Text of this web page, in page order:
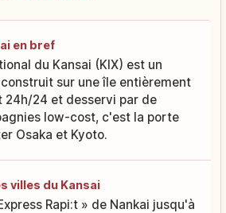
en bref
du Kansai (KIX) est un
sur une île entièrement
24 et desservi par de
low-cost, c'est la porte
Osaka et Kyoto.
villes du Kansai
Rapi:t » de Nankai jusqu'à